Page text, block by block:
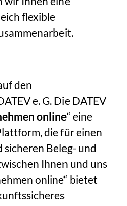
flexible
den
e. G. Die DATEV
online“ eine
die für einen
sicheren Beleg- und
Ihnen und uns
online“ bietet